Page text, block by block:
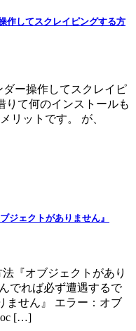
作してスクレイピングする方
ダー操作してスクレイピ
りて何のインストールも
リットです。 が、
ジェクトがありません』
法『オブジェクトがあり
でれば必ず遭遇するで
ません』 エラー：オブ
[…]